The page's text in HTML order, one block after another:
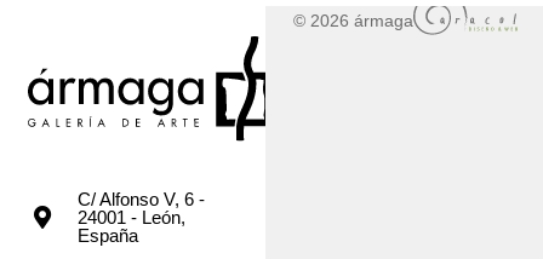
C/ Alfonso V, 6 -
24001 - León,
España
© 2026 ármaga